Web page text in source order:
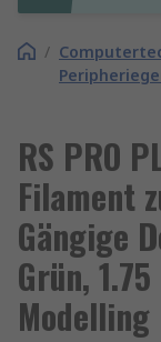
/
RS PRO
Filament
Gängige
Grün,
Modelling